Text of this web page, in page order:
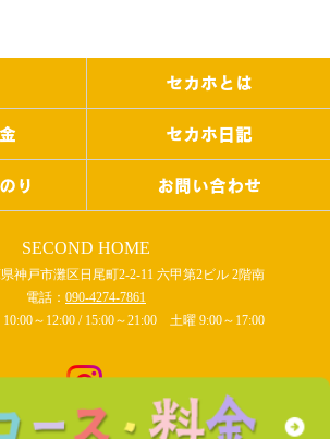
セカホとは
セカホ日記
り お問い合わせ
SECOND HOME
神戸市灘区日尾町2-2-11 六甲第2ビル 2階南
電話： 090-4274-7861
～12:00 / 15:00～21:00 土曜 9:00～17:00